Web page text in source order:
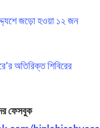
জড়ো হওয়া ১২ জন
অতিরিক্ত শিবিরের
ফেসবুক